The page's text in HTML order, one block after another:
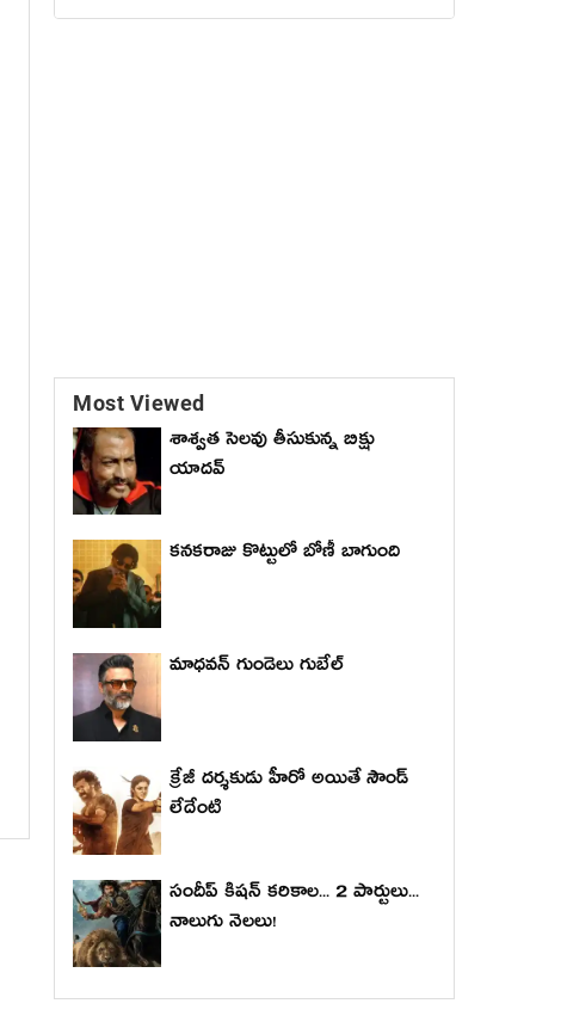
Most Viewed
శాశ్వత సెలవు తీసుకున్న బిక్షు
యాదవ్
కనకరాజు కొట్టులో బోణీ బాగుంది
మాధ‌వ‌న్ గుండెలు గుబేల్‌
క్రేజీ దర్శకుడు హీరో అయితే సౌండ్
లేదేంటి
సందీప్ కిషన్ కరికాల... 2 పార్టులు...
నాలుగు నెలలు!